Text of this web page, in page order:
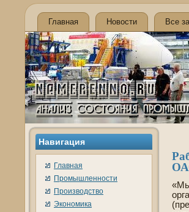
Главная Новости Все
Навигация
Главная
Промышленности
Производство
Экономика